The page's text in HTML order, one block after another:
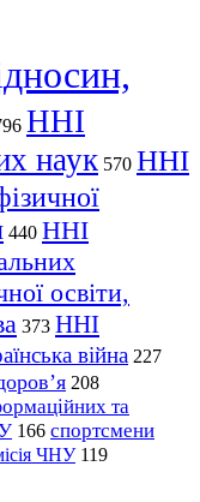
ННІ
наук 570 ННІ
440 ННІ
освіти,
373 ННІ
війна 227
208
та
166 спортсмени
ЧНУ 119